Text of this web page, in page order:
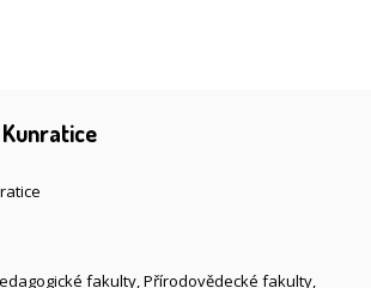
fakulty, Přírodovědecké fakulty,